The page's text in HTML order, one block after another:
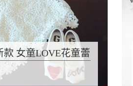
款 女童LOVE花童蕾
公主裙112232